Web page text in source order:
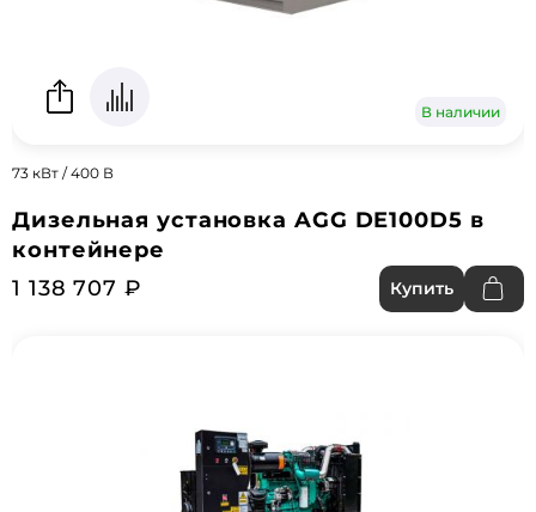
В наличии
73 кВт / 400 В
Дизельная установка AGG DE100D5 в
контейнере
1 138 707 ₽
Купить